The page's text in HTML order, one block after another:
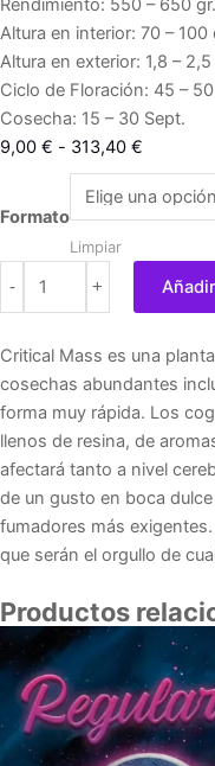
Rendimiento: 550 – 650
Altura en interior: 70 – 100
Altura en exterior: 1,8 – 2,5
Ciclo de Floración: 45 –
Cosecha: 15 – 30 Sept.
9,00 € - 313,40 €
de
precios:
9,00 €
hasta
313,40 €
Formato
Limpiar
-
Mass
Seeds
+
Critical Mass es una
cosechas abundantes
forma muy rápida. Los
llenos de resina, de
afectará tanto a nivel
de un gusto en boca
fumadores más
que serán el orgullo de
Productos